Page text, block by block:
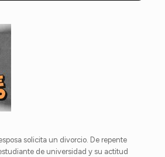
solicita un divorcio. De repente
de universidad y su actitud